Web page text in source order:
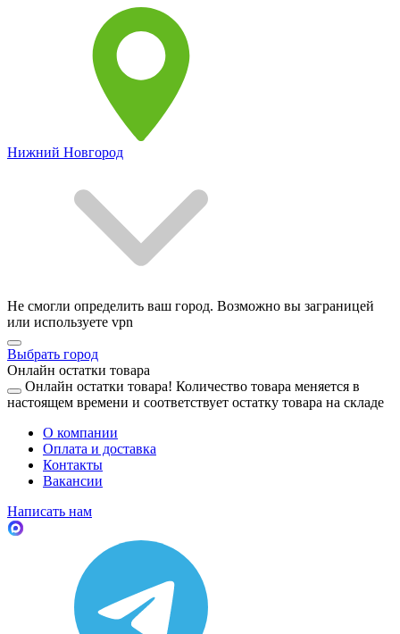
Нижний Новгород
Не смогли определить ваш город. Возможно вы заграницей
или используете vpn
Выбрать город
Онлайн остатки товара
Онлайн остатки товара! Количество товара меняется в
настоящем времени и соответствует остатку товара на складе
О компании
Оплата и доставка
Контакты
Вакансии
Написать нам